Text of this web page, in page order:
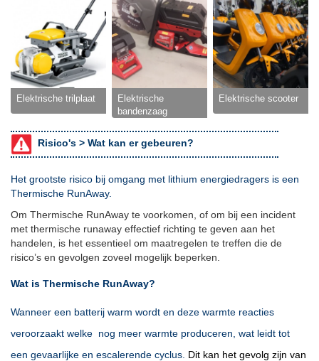
Elektrische trilplaat
Elektrische
bandenzaag
Elektrische scooter
Risico's > Wat kan er gebeuren?
Het grootste risico bij omgang met lithium energiedragers is een
Thermische RunAway.
Om Thermische RunAway te voorkomen, of om bij een incident
met thermische runaway effectief richting te geven aan het
handelen, is het essentieel om maatregelen te treffen die de
risico’s en gevolgen zoveel mogelijk beperken.
Wat is Thermische RunAway?
Wanneer een batterij warm wordt en deze warmte reacties
veroorzaakt welke nog meer warmte produceren, wat leidt tot
een gevaarlijke en escalerende cyclus. Dit kan het gevolg zijn van